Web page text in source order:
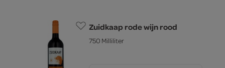
Zuidkaap rode wijn rood
750 Milliliter